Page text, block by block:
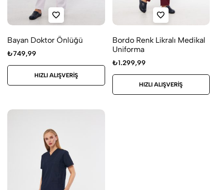
Bayan Doktor Önlüğü
₺749,99
HIZLI ALIŞVERIŞ
Bordo Renk Likralı Medikal
Uniforma
₺1.299,99
HIZLI ALIŞVERIŞ